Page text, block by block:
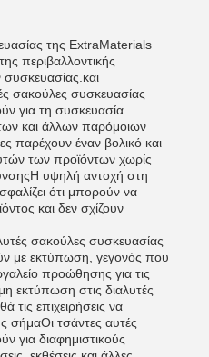
της ExtraMaterials
περιβαλλοντικής
σακούλες συσκευασίας
για τη συσκευασία
και άλλων παρόμοιων
παρέχουν έναν βολικό και
των προϊόντων χωρίς
υψηλή αντοχή στη
ότι μπορούν να
και δεν σχίζουν
σακούλες συσκευασίας
με εκτύπωση, γεγονός που
προώθησης για τις
εκτύπωση στις διαλυτές
τις επιχειρήσεις να
σήμαΟι τσάντες αυτές
για διαφημιστικούς